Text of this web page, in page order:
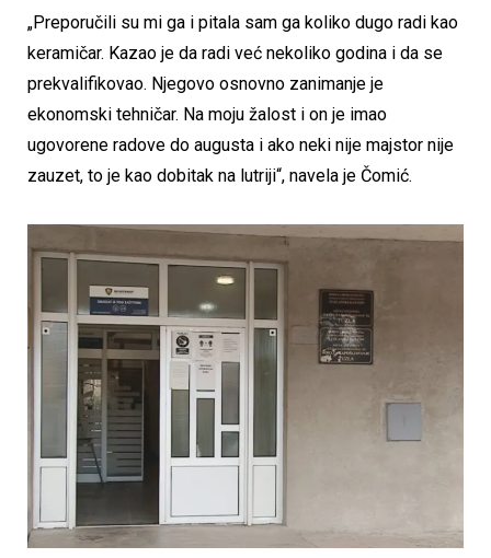
„Preporučili su mi ga i pitala sam ga koliko dugo radi kao
keramičar. Kazao je da radi već nekoliko godina i da se
prekvalifikovao. Njegovo osnovno zanimanje je
ekonomski tehničar. Na moju žalost i on je imao
ugovorene radove do augusta i ako neki nije majstor nije
zauzet, to je kao dobitak na lutriji“, navela je Čomić.